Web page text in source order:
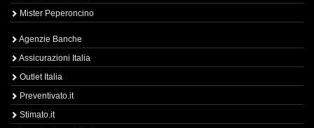
Mister Peperoncino
Agenzie Banche
Assicurazioni Italia
Outlet Italia
Preventivato.it
Stimato.it